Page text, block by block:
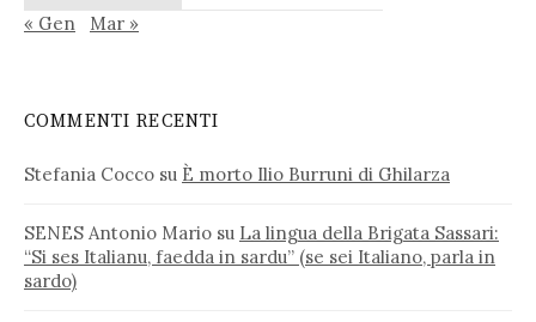
« Gen Mar »
COMMENTI RECENTI
Stefania Cocco su È morto Ilio Burruni di Ghilarza
SENES Antonio Mario su La lingua della Brigata Sassari:
“Si ses Italianu, faedda in sardu” (se sei Italiano, parla in
sardo)